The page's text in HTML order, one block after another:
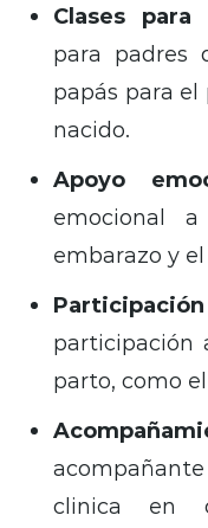
Clases para
para padres
papás para
nacido.
Apoyo
emocional
embarazo y
participación
parto, como
clinica en